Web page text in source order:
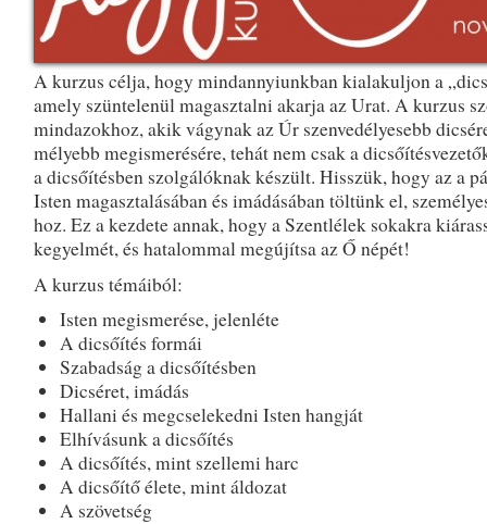
A kurzus célja, hogy mindannyiunkban kialakuljon a
amely szüntelenül magasztalni akarja az Urat. A kurzus
mindazokhoz, akik vágynak az Úr szenvedélyesebb
mélyebb megismerésére, tehát nem csak a
a dicsőítésben szolgálóknak készült. Hisszük, hogy az a
Isten magasztalásában és imádásában töltünk el,
hoz. Ez a kezdete annak, hogy a Szentlélek sokakra
kegyelmét, és hatalommal megújítsa az Ő népét!
A kurzus témáiból:
Isten megismerése, jelenléte
A dicsőítés formái
Szabadság a dicsőítésben
Dicséret, imádás
Hallani és megcselekedni Isten hangját
Elhívásunk a dicsőítés
A dicsőítés, mint szellemi harc
A dicsőítő élete, mint áldozat
A szövetség